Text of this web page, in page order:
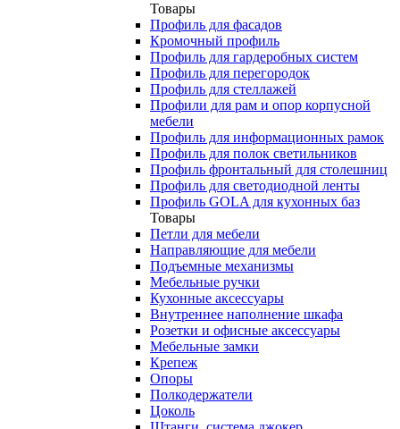
Товары
Профиль для фасадов
Кромочный профиль
Профиль для гардеробных систем
Профиль для перегородок
Профиль для стеллажей
Профили для рам и опор корпусной
мебели
Профиль для информационных рамок
Профиль для полок светильников
Профиль фронтальный для столешниц
Профиль для светодиодной ленты
Профиль GOLA для кухонных баз
Товары
Петли для мебели
Направляющие для мебели
Подъемные механизмы
Мебельные ручки
Кухонные аксессуары
Внутреннее наполнение шкафа
Розетки и офисные аксессуары
Мебельные замки
Крепеж
Опоры
Полкодержатели
Цоколь